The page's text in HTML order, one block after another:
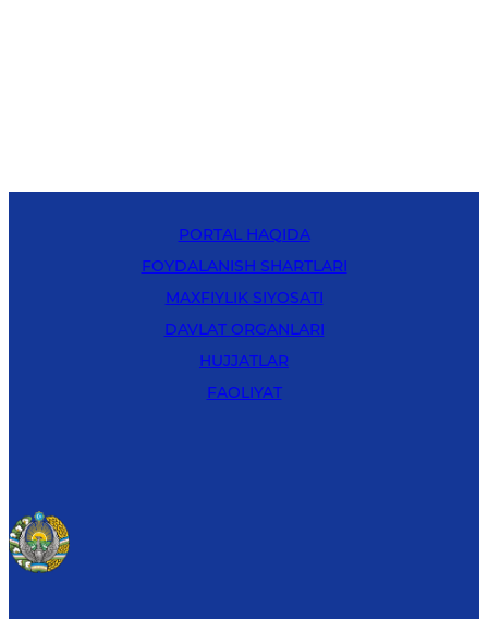
PORTAL HAQIDA
FOYDALANISH SHARTLARI
MAXFIYLIK SIYOSATI
DAVLAT ORGANLARI
HUJJATLAR
FAOLIYAT